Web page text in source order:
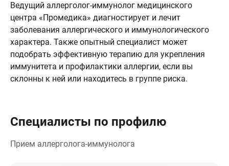
Ведущий аллерголог-иммунолог медицинского
центра «Промедика» диагностирует и лечит
заболевания аллергического и иммунологического
характера. Также опытный специалист может
подобрать эффективную терапию для укрепления
иммунитета и профилактики аллергии, если вы
склонны к ней или находитесь в группе риска.
Специалисты по профилю
Прием аллерголога-иммунолога